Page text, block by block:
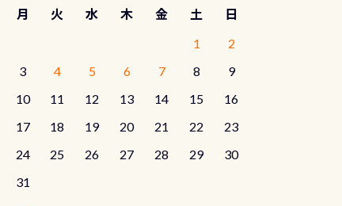
月 火 水 木 金 土
日
1
2
3
4 5 6 7 8
9
10
11 12 13 14 15
16
17
18 19 20 21 22
23
24
25 26 27 28 29
30
31